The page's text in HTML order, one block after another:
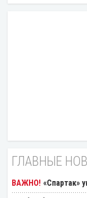
ГЛАВНЫЕ
«Спартак»